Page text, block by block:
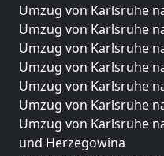
Umzug von Karlsruhe
Umzug von Karlsruhe
Umzug von Karlsruhe
Umzug von Karlsruhe
Umzug von Karlsruhe
Umzug von Karlsruhe
Umzug von Karlsruhe
und Herzegowina